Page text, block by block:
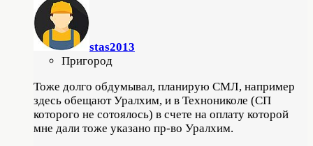
stas2013
Пригород
Тоже долго обдумывал, планирую СМЛ, например
здесь обещают Уралхим, и в Технониколе (СП
которого не сотоялось) в счете на оплату которой
мне дали тоже указано пр-во Уралхим.